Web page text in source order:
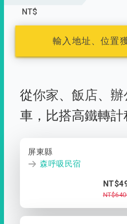
NT$
輸入地址、位置
從你家、 飯店、 辦
車， 比搭高鐵轉
屏東縣
森呼吸民宿